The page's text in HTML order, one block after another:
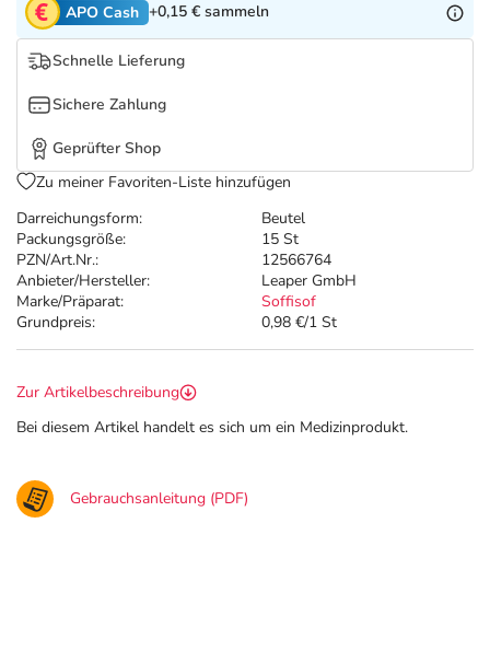
Tierapotheke
Marken
Salus Deals
Darreichungsform:
Beutel
Packungsgröße:
15 St
PZN/Art.Nr.:
12566764
Anbieter/Hersteller:
Leaper GmbH
Marke/Präparat:
Soffisof
Grundpreis:
0,98 €/1 St
APO Cash +0,15 € sammeln
Schnelle Lieferung
Sichere Zahlung
Geprüfter Shop
Zu meiner Favoriten-Liste hinzufügen
Zur Artikelbeschreibung
Bei diesem Artikel handelt es sich um ein Medizinprodukt.
Gebrauchsanleitung (PDF)